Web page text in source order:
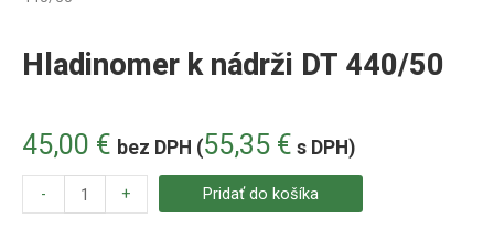
Hladinomer k nádrži DT 440/50
45,00 € bez DPH (55,35 € s DPH)
- + Pridať do košíka